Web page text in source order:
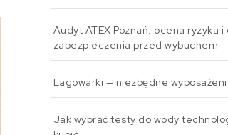
Audyt ATEX Poznań: ocena ryzyka
zabezpieczenia przed wybuchem
Lagowarki — niezbędne
Jak wybrać testy do wody